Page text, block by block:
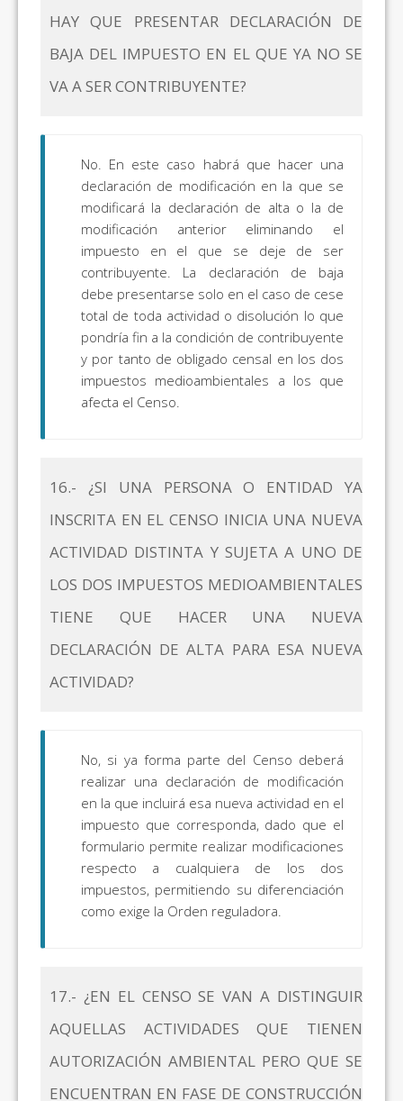
HAY QUE PRESENTAR DECLARACIÓN DE
BAJA DEL IMPUESTO EN EL QUE YA NO SE
VA A SER CONTRIBUYENTE?
No. En este caso habrá que hacer una
declaración de modificación en la que se
modificará la declaración de alta o la de
modificación anterior eliminando el
impuesto en el que se deje de ser
contribuyente. La declaración de baja
debe presentarse solo en el caso de cese
total de toda actividad o disolución lo que
pondría fin a la condición de contribuyente
y por tanto de obligado censal en los dos
impuestos medioambientales a los que
afecta el Censo.
16.- ¿SI UNA PERSONA O ENTIDAD YA
INSCRITA EN EL CENSO INICIA UNA NUEVA
ACTIVIDAD DISTINTA Y SUJETA A UNO DE
LOS DOS IMPUESTOS MEDIOAMBIENTALES
TIENE QUE HACER UNA NUEVA
DECLARACIÓN DE ALTA PARA ESA NUEVA
ACTIVIDAD?
No, si ya forma parte del Censo deberá
realizar una declaración de modificación
en la que incluirá esa nueva actividad en el
impuesto que corresponda, dado que el
formulario permite realizar modificaciones
respecto a cualquiera de los dos
impuestos, permitiendo su diferenciación
como exige la Orden reguladora.
17.- ¿EN EL CENSO SE VAN A DISTINGUIR
AQUELLAS ACTIVIDADES QUE TIENEN
AUTORIZACIÓN AMBIENTAL PERO QUE SE
ENCUENTRAN EN FASE DE CONSTRUCCIÓN